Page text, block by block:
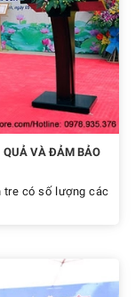
QUẢ VÀ ĐẢM BẢO
tre có số lượng các